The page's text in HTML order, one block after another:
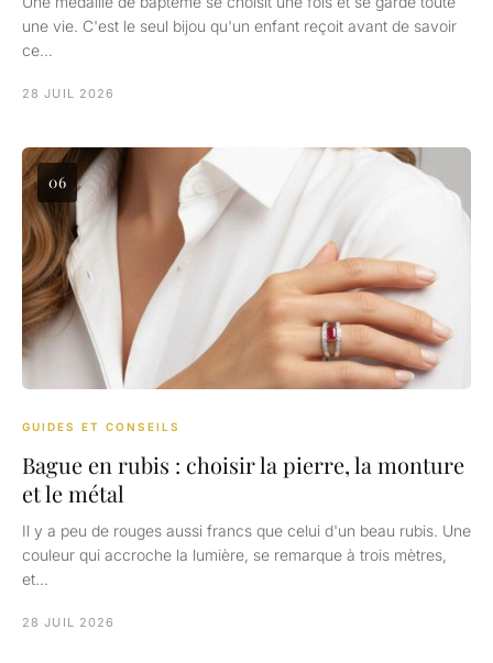
une vie. C'est le seul bijou qu'un enfant reçoit avant de savoir
ce…
28 JUIL 2026
06
GUIDES ET CONSEILS
Bague en rubis : choisir la pierre, la monture
et le métal
Il y a peu de rouges aussi francs que celui d'un beau rubis. Une
couleur qui accroche la lumière, se remarque à trois mètres,
et…
28 JUIL 2026